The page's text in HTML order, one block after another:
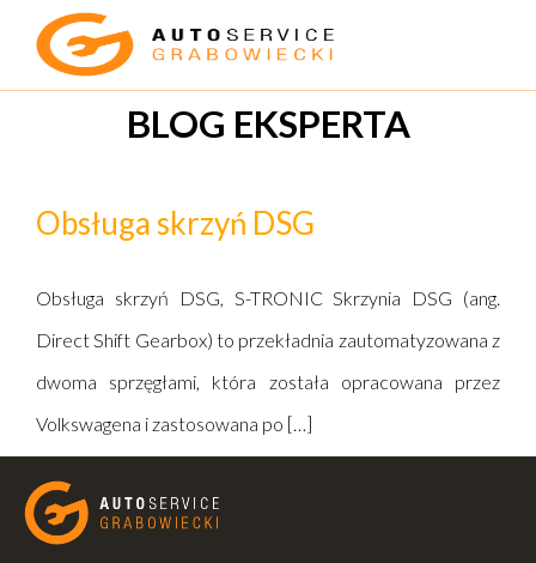
BLOG EKSPERTA
Obsługa skrzyń DSG
Obsługa skrzyń DSG, S-TRONIC Skrzynia DSG (ang.
Direct Shift Gearbox) to przekładnia zautomatyzowana z
dwoma sprzęgłami, która została opracowana przez
Volkswagena i zastosowana po […]